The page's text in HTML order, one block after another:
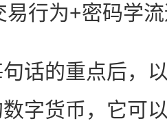
易行为+密码学
的重点后，以
字货币，它可